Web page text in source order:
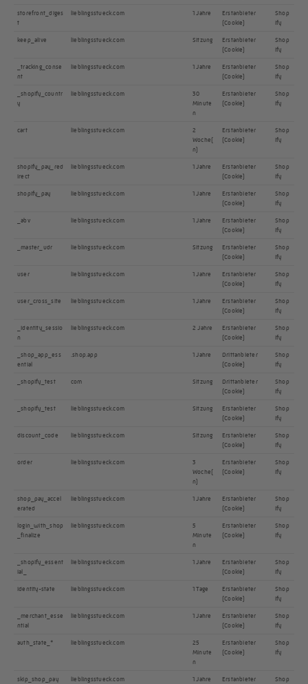
storefront_diges
t
lieblingsstueck.com 1 Jahre
Erstanbieter
(Cookie)
Shop
ify
keep_alive lieblingsstueck.com Sitzung
Erstanbieter
(Cookie)
Shop
ify
_tracking_conse
nt
lieblingsstueck.com 1 Jahre
Erstanbieter
(Cookie)
Shop
ify
_shopify_countr
y
lieblingsstueck.com
30
Minute
n
Erstanbieter
(Cookie)
Shop
ify
cart lieblingsstueck.com
2
Woche(
n)
Erstanbieter
(Cookie)
Shop
ify
shopify_pay_red
irect
lieblingsstueck.com 1 Jahre
Erstanbieter
(Cookie)
Shop
ify
shopify_pay lieblingsstueck.com 1 Jahre
Erstanbieter
(Cookie)
Shop
ify
_abv lieblingsstueck.com 1 Jahre
Erstanbieter
(Cookie)
Shop
ify
_master_udr lieblingsstueck.com Sitzung
Erstanbieter
(Cookie)
Shop
ify
user lieblingsstueck.com 1 Jahre
Erstanbieter
(Cookie)
Shop
ify
user_cross_site lieblingsstueck.com 1 Jahre
Erstanbieter
(Cookie)
Shop
ify
_identity_sessio
n
lieblingsstueck.com 2 Jahre
Erstanbieter
(Cookie)
Shop
ify
_shop_app_ess
ential
.shop.app 1 Jahre
Drittanbieter
(Cookie)
Shop
ify
_shopify_test com Sitzung
Drittanbieter
(Cookie)
Shop
ify
_shopify_test lieblingsstueck.com Sitzung
Erstanbieter
(Cookie)
Shop
ify
discount_code lieblingsstueck.com Sitzung
Erstanbieter
(Cookie)
Shop
ify
order lieblingsstueck.com
3
Woche(
n)
Erstanbieter
(Cookie)
Shop
ify
shop_pay_accel
erated
lieblingsstueck.com 1 Jahre
Erstanbieter
(Cookie)
Shop
ify
login_with_shop
_finalize
lieblingsstueck.com
5
Minute
n
Erstanbieter
(Cookie)
Shop
ify
_shopify_essent
ial_
lieblingsstueck.com 1 Jahre
Erstanbieter
(Cookie)
Shop
ify
identity-state lieblingsstueck.com 1 Tage
Erstanbieter
(Cookie)
Shop
ify
_merchant_esse
ntial
lieblingsstueck.com 1 Jahre
Erstanbieter
(Cookie)
Shop
ify
auth_state_* lieblingsstueck.com
25
Minute
n
Erstanbieter
(Cookie)
Shop
ify
skip_shop_pay lieblingsstueck.com 1 Jahre
Erstanbieter
Shop